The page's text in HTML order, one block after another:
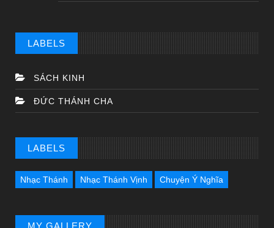
LABELS
SÁCH KINH
ĐỨC THÁNH CHA
LABELS
Nhạc Thánh Nhạc Thánh Vịnh Chuyện Ý Nghĩa
MY GALLERY